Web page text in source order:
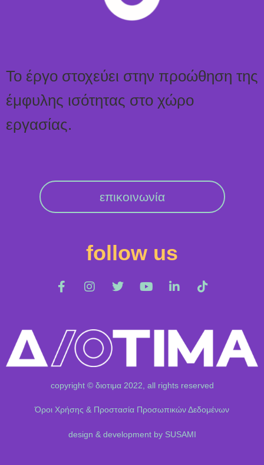
Το έργο στοχεύει στην προώθηση της
έμφυλης ισότητας στο χώρο
εργασίας.
επικοινωνία
follow us
copyright © διοτιμα 2022, all rights reserved
Όροι Χρήσης & Προστασία Προσωπικών Δεδομένων
design & development by SUSAMI